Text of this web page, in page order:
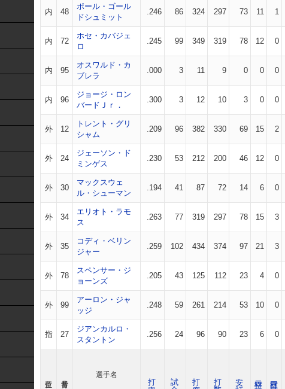
内 48
ポール・ゴール
ドシュミット
.246 86 324 297 73 11 1
内 72
ホセ・カバジェ
ロ
.245 99 349 319 78 12 0
内 95
オスワルド・カ
ブレラ
.000 3 11 9 0 0 0
内 96
ジョージ・ロン
バードＪｒ．
.300 3 12 10 3 0 0
外 12
トレント・グリ
シャム
.209 96 382 330 69 15 2
外 24
ジェーソン・ド
ミンゲス
.230 53 212 200 46 12 0
外 30
マックスウェ
ル・シューマン
.194 41 87 72 14 6 0
外 34
エリオト・ラモ
ス
.263 77 319 297 78 15 3
外 35
コディ・ベリン
ジャー
.259 102 434 374 97 21 3
外 78
スペンサー・ジ
ョーンズ
.205 43 125 112 23 4 0
外 99
アーロン・ジャ
ッジ
.248 59 261 214 53 10 0
指 27
ジアンカルロ・
スタントン
.256 24 96 90 23 6 0
選手名